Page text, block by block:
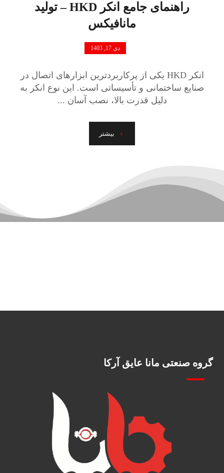
راهنمای جامع انکر HKD – تولید
مانافیکس
دی 17, 1403
انکر HKD یکی از پرکاربردترین ابزارهای اتصال در
صنایع ساختمانی و تأسیساتی است. این نوع انکر به
دلیل قدرت بالا، نصب آسان ...
بیشتر
گروه صنعتی مانا عایق آرکا